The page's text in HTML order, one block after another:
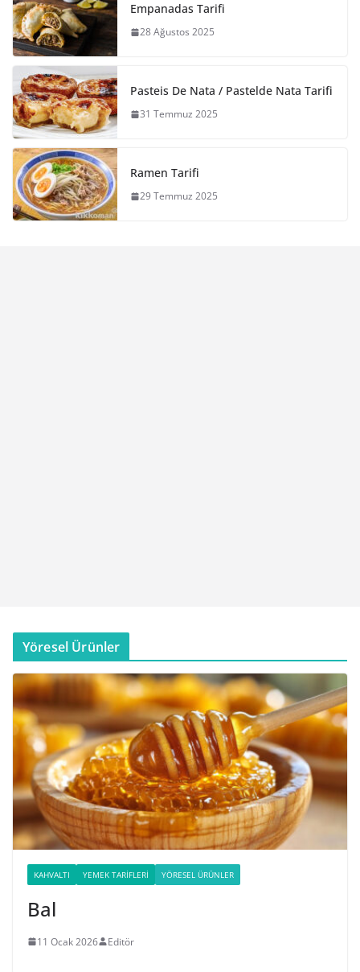
Empanadas Tarifi
28 Ağustos 2025
Pasteis De Nata / Pastelde Nata Tarifi
31 Temmuz 2025
Ramen Tarifi
29 Temmuz 2025
Yöresel Ürünler
KAHVALTI YEMEK TARIFLERI YÖRESEL ÜRÜNLER
Bal
11 Ocak 2026 Editör